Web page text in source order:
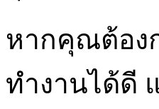
หากคุณต้อง
ทำงานได้ดี